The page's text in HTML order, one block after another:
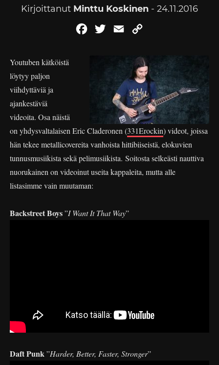
Kirjoittanut Minttu Koskinen - 24.11.2016
FacebookTwitterEmail
Youtuben kätköistä
löytyy paljon
viihdyttäviä ja
ajankestäviä
videoita. Osa näistä
on yhdysvaltalaisen Eric Claderonen (331Erockin) videot, joissa
hän tekee metallicovereita vanhoista hittibiiseistä, elokuvien
tunnusmusiikista sekä pelimusiikista. Soitosta selkeästi nauttiva
nuorukainen on videoinut useita kappaleita, mutta alle
listasimme vain muutaman:
Backstreet Boys”I Want It That Way”
Daft Punk ”Harder, Better, Faster, Stronger”